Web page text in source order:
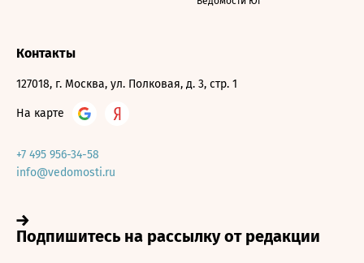
Контакты
127018, г. Москва, ул. Полковая, д. 3, стр. 1
На карте
+7 495 956-34-58
info@vedomosti.ru